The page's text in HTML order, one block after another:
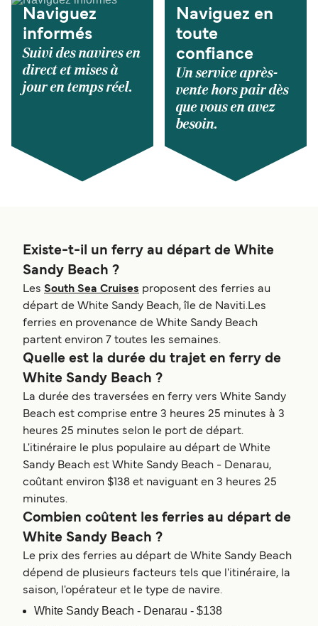
Naviguez
informés
Suivi des navires en
direct et mises à
jour en temps réel.
Naviguez en
toute
confiance
Un service après-
vente hors pair dès
que vous en avez
besoin.
Existe-t-il un ferry au départ de White
Sandy Beach ?
Les South Sea Cruises proposent des ferries au
départ de White Sandy Beach, île de Naviti.Les
ferries en provenance de White Sandy Beach
partent environ 7 toutes les semaines.
Quelle est la durée du trajet en ferry de
White Sandy Beach ?
La durée des traversées en ferry vers White Sandy
Beach est comprise entre 3 heures 25 minutes à 3
heures 25 minutes selon le port de départ.
L'itinéraire le plus populaire au départ de White
Sandy Beach est White Sandy Beach - Denarau,
coûtant environ $138 et naviguant en 3 heures 25
minutes.
Combien coûtent les ferries au départ de
White Sandy Beach ?
Le prix des ferries au départ de White Sandy Beach
dépend de plusieurs facteurs tels que l'itinéraire, la
saison, l'opérateur et le type de navire.
White Sandy Beach - Denarau - $138